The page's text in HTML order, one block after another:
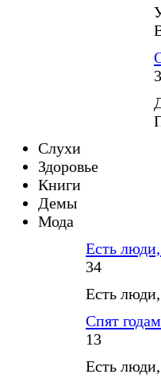
Слухи
Здоровье
Книги
Демы
Мода
Есть
34
Есть
Спят
13
Есть